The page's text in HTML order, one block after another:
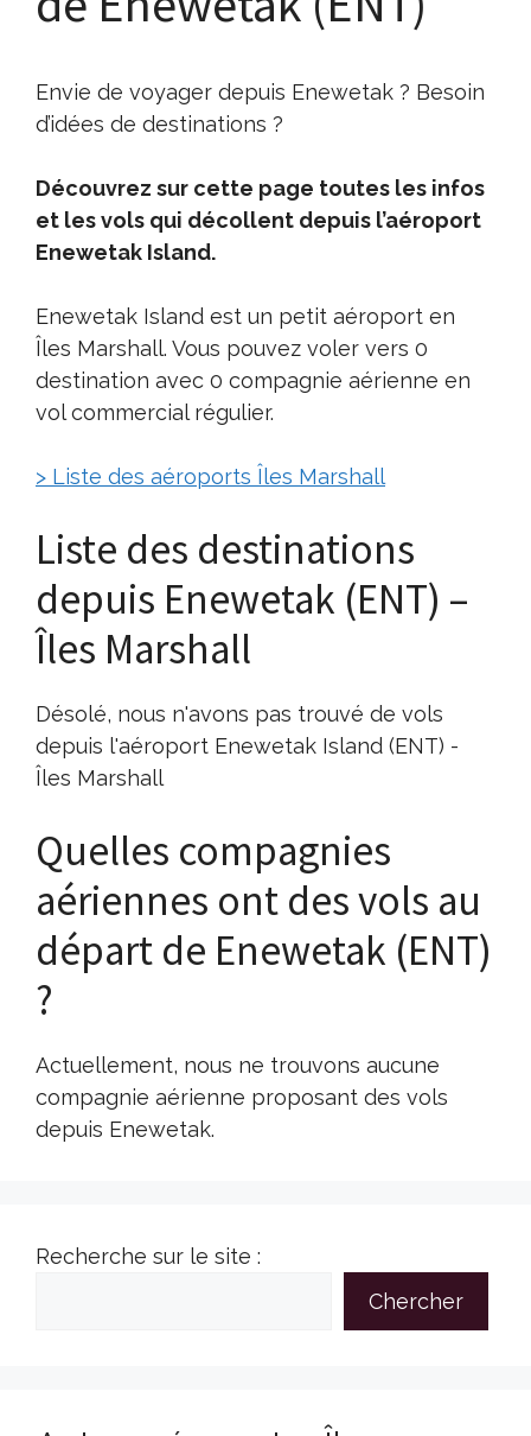
Envie de voyager depuis Enewetak ? Besoin
d’idées de destinations ?
Découvrez sur cette page toutes les infos
et les vols qui décollent depuis l’aéroport
Enewetak Island.
Enewetak Island est un petit aéroport en
Îles Marshall. Vous pouvez voler vers 0
destination avec 0 compagnie aérienne en
vol commercial régulier.
> Liste des aéroports Îles Marshall
Liste des destinations
depuis Enewetak (ENT) –
Îles Marshall
Désolé, nous n'avons pas trouvé de vols
depuis l'aéroport Enewetak Island (ENT) -
Îles Marshall
Quelles compagnies
aériennes ont des vols au
départ de Enewetak (ENT)
?
Actuellement, nous ne trouvons aucune
compagnie aérienne proposant des vols
depuis Enewetak.
Recherche sur le site :
Chercher